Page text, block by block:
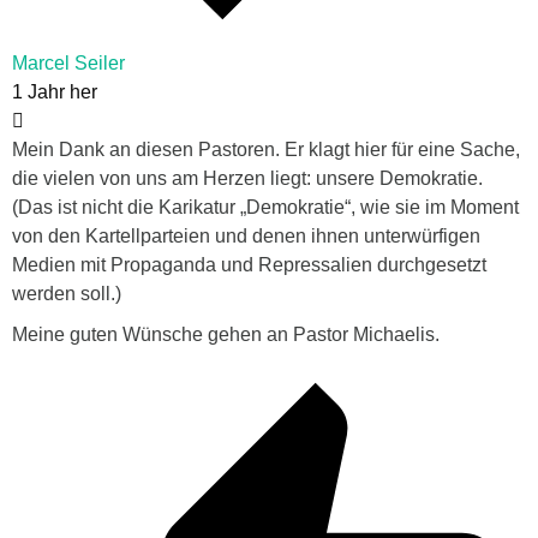
Marcel Seiler
1 Jahr her
Mein Dank an diesen Pastoren. Er klagt hier für eine Sache,
die vielen von uns am Herzen liegt: unsere Demokratie.
(Das ist nicht die Karikatur „Demokratie“, wie sie im Moment
von den Kartellparteien und denen ihnen unterwürfigen
Medien mit Propaganda und Repressalien durchgesetzt
werden soll.)
Meine guten Wünsche gehen an Pastor Michaelis.